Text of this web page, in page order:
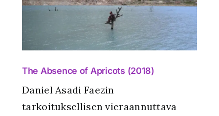
The Absence of Apricots (2018)
Daniel Asadi Faezin
tarkoituksellisen vieraannuttava